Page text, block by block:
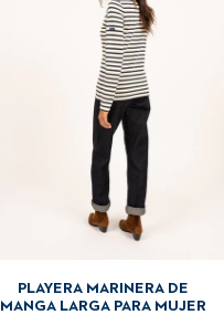
PLAYERA MARINERA DE
MANGA LARGA PARA MUJER